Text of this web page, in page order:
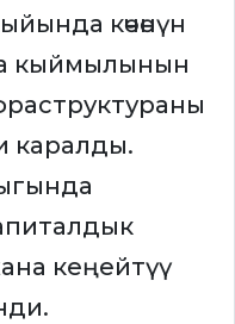
көчөнүн
кыймылынын
каралды.
жана кеңейтүү